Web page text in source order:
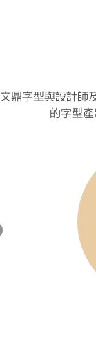
文鼎字型與設計師
的字型